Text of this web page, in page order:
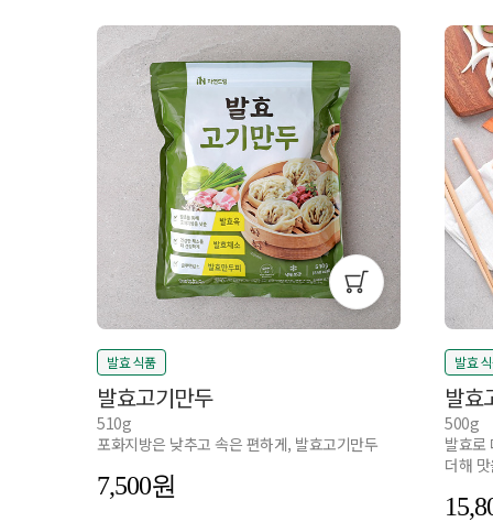
발효 식품
발효고기만두
510g
포화지방은 낮추고 속은 편하게, 발효고기만두
7,500
발효
발효
500g
발효로
더해